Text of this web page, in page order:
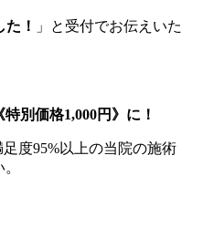
！
」と受付でお伝えいた
別価格1,000円》に！
度95%以上の当院の施術